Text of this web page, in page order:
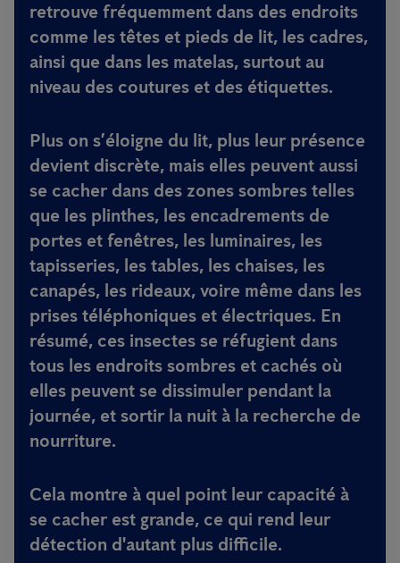
retrouve fréquemment dans des endroits
comme les têtes et pieds de lit, les cadres,
ainsi que dans les matelas, surtout au
niveau des coutures et des étiquettes.
Plus on s’éloigne du lit, plus leur présence
devient discrète, mais elles peuvent aussi
se cacher dans des zones sombres telles
que les plinthes, les encadrements de
portes et fenêtres, les luminaires, les
tapisseries, les tables, les chaises, les
canapés, les rideaux, voire même dans les
prises téléphoniques et électriques. En
résumé, ces insectes se réfugient dans
tous les endroits sombres et cachés où
elles peuvent se dissimuler pendant la
journée, et sortir la nuit à la recherche de
nourriture.
Cela montre à quel point leur capacité à
se cacher est grande, ce qui rend leur
détection d'autant plus difficile.